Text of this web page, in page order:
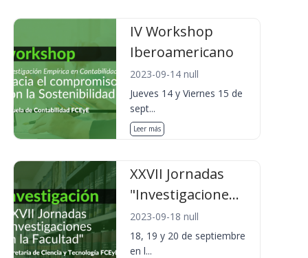
IV Workshop
Iberoamericano
2023-09-14 null
Jueves 14 y Viernes 15 de
sept...
Leer más
XXVII Jornadas
"Investigacione...
2023-09-18 null
18, 19 y 20 de septiembre
en l...